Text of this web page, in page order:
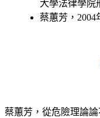
大學法律學院
蔡蕙芳，
蔡蕙芳，從危險理論